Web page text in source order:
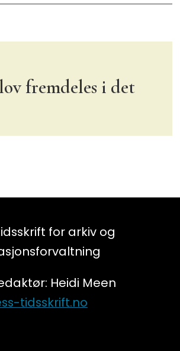
fremdeles i det
for arkiv og
Heidi Meen
tidsskrift.no